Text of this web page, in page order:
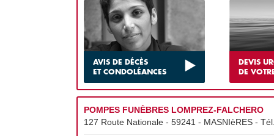
AVIS DE DÉCÈS
ET CONDOLÉANCES
DEVIS
DE
POMPES FUNÈBRES LOMPREZ-FALCHERO
127 Route Nationale - 59241 - MASNIèRES -